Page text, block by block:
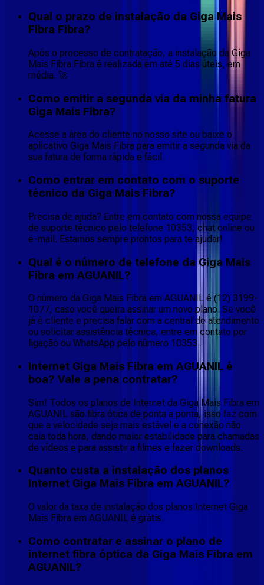
Qual o prazo de instalação da Giga Mais
Fibra Fibra?
Após o processo de contratação, a instalação da Giga
Mais Fibra Fibra é realizada em até 5 dias úteis, em
média. 🚀
Como emitir a segunda via da minha fatura
Giga Mais Fibra?
Acesse a área do cliente no nosso site ou baixe o
aplicativo Giga Mais Fibra para emitir a segunda via da
sua fatura de forma rápida e fácil.
Como entrar em contato com o suporte
técnico da Giga Mais Fibra?
Precisa de ajuda? Entre em contato com nossa equipe
de suporte técnico pelo telefone 10353, chat online ou
e-mail. Estamos sempre prontos para te ajudar!
Qual é o número de telefone da Giga Mais
Fibra em AGUANIL?
O número da Giga Mais Fibra em AGUANIL é (12) 3199-
1077, caso você queira assinar um novo plano. Se você
já é cliente e precisa falar com a central de atendimento
ou solicitar assistência técnica, entre em contato por
ligação ou WhatsApp pelo número 10353.
Internet Giga Mais Fibra em AGUANIL é
boa? Vale a pena contratar?
Sim! Todos os planos de Internet da Giga Mais Fibra em
AGUANIL são fibra ótica de ponta a ponta, isso faz com
que a velocidade seja mais estável e a conexão não
caia toda hora, dando maior estabilidade para chamadas
de vídeos e para assistir a filmes e fazer downloads.
Quanto custa a instalação dos planos
Internet Giga Mais Fibra em AGUANIL?
O valor da taxa de instalação dos planos Internet Giga
Mais Fibra em AGUANIL é grátis.
Como contratar e assinar o plano de
internet fibra óptica da Giga Mais Fibra em
AGUANIL?